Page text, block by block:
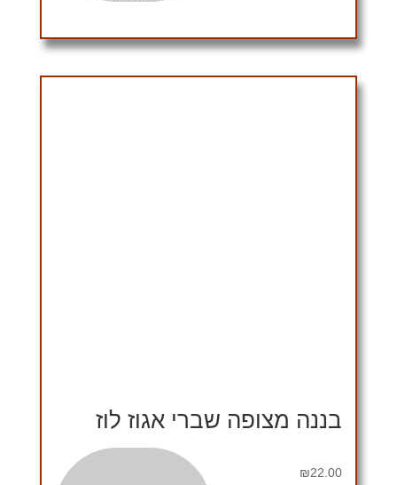
בננה מצופה שברי אגוז לוז
₪22.00